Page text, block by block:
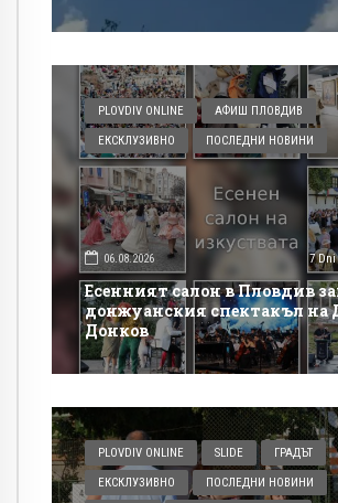
PLOVDIV ONLINE АФИШ ПЛОВДИВ
ЕКСКЛУЗИВНО ПОСЛЕДНИ НОВИНИ
06.08.2026 7 Dni
Есенният салон в Пловдив
донжуанския спектакъл на
Донков
PLOVDIV ONLINE SLIDE ГРАДЪТ
ЕКСКЛУЗИВНО ПОСЛЕДНИ НОВИНИ